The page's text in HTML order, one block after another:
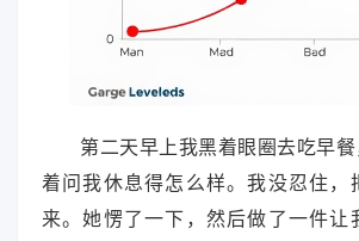
第二天早上我黑着眼圈去吃早
着问我休息得怎么样。我没忍住，
来。她愣了一下，然后做了一件让